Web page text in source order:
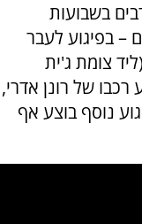
בשבועות
– בפיגוע לעבר
צומת ג'ית
של רונן אדרי,
נוסף בוצע אף